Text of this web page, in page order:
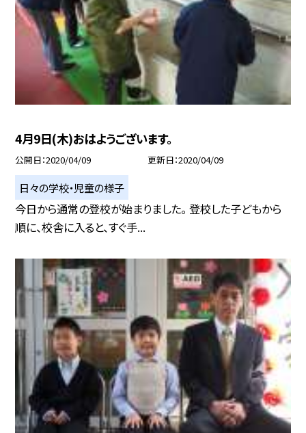
4月9日(木)おはようございます。
公開日 2020/04/09 更新日 2020/04/09
日々の学校・児童の様子
今日から通常の登校が始まりました。 登校した子どもから
順に、校舎に入ると、すぐ手...